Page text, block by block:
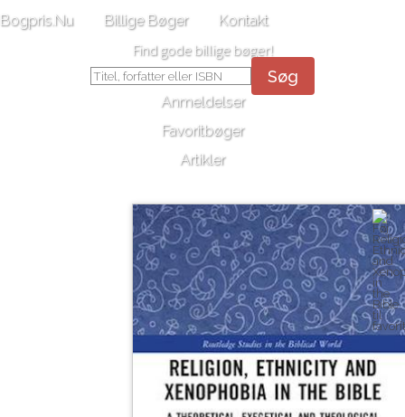
Bogpris.Nu Billige Bøger Kontakt
Find gode billige bøger!
Søg
Anmeldelser
Favoritbøger
Artikler